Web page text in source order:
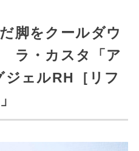
脚をクールダウ
ラ・カスタ「ア
ェルRH［リフ